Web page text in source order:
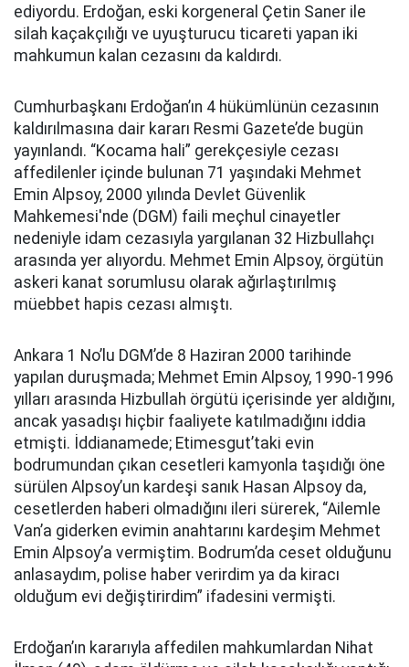
ediyordu. Erdoğan, eski korgeneral Çetin Saner ile
silah kaçakçılığı ve uyuşturucu ticareti yapan iki
mahkumun kalan cezasını da kaldırdı.
Cumhurbaşkanı Erdoğan’ın 4 hükümlünün cezasının
kaldırılmasına dair kararı Resmi Gazete’de bugün
yayınlandı. “Kocama hali” gerekçesiyle cezası
affedilenler içinde bulunan 71 yaşındaki Mehmet
Emin Alpsoy, 2000 yılında Devlet Güvenlik
Mahkemesi'nde (DGM) faili meçhul cinayetler
nedeniyle idam cezasıyla yargılanan 32 Hizbullahçı
arasında yer alıyordu. Mehmet Emin Alpsoy, örgütün
askeri kanat sorumlusu olarak ağırlaştırılmış
müebbet hapis cezası almıştı.
Ankara 1 No’lu DGM’de 8 Haziran 2000 tarihinde
yapılan duruşmada; Mehmet Emin Alpsoy, 1990-1996
yılları arasında Hizbullah örgütü içerisinde yer aldığını,
ancak yasadışı hiçbir faaliyete katılmadığını iddia
etmişti. İddianamede; Etimesgut’taki evin
bodrumundan çıkan cesetleri kamyonla taşıdığı öne
sürülen Alpsoy’un kardeşi sanık Hasan Alpsoy da,
cesetlerden haberi olmadığını ileri sürerek, “Ailemle
Van’a giderken evimin anahtarını kardeşim Mehmet
Emin Alpsoy’a vermiştim. Bodrum’da ceset olduğunu
anlasaydım, polise haber verirdim ya da kiracı
olduğum evi değiştirirdim” ifadesini vermişti.
Erdoğan’ın kararıyla affedilen mahkumlardan Nihat